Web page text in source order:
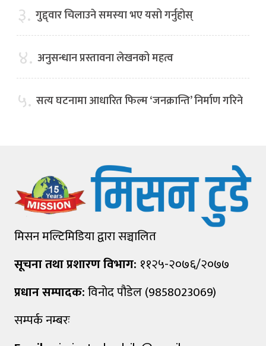
३. गुद्द्वार चिलाउने समस्या भए यसो गर्नुहोस्
४. अनुसन्धान प्रस्तावना लेखनको महत्व
५. सत्य घटनामा आधारित फिल्म ‘जनक्रान्ति’ निर्माण गरिने
मिसन मल्टिमिडिया द्वारा सञ्चालित
सूचना तथा प्रशारण विभाग: ११२५-२०७६/२०७७
प्रधान सम्पादक:विनोद पौडेल (9858023069)
सम्पर्क नम्बरः